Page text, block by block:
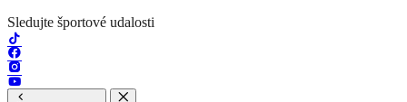
Sledujte športové udalosti